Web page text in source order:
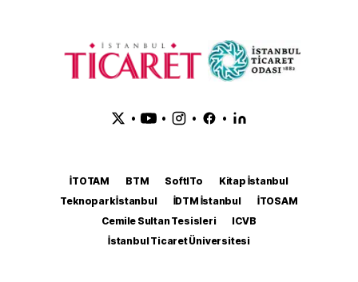
• • • •
İTOTAM BTM SoftITo
Kitap İstanbul
Teknopark İstanbul
İDTM İstanbul
İTOSAM
Cemile Sultan Tesisleri
ICVB
İstanbul Ticaret Üniversitesi